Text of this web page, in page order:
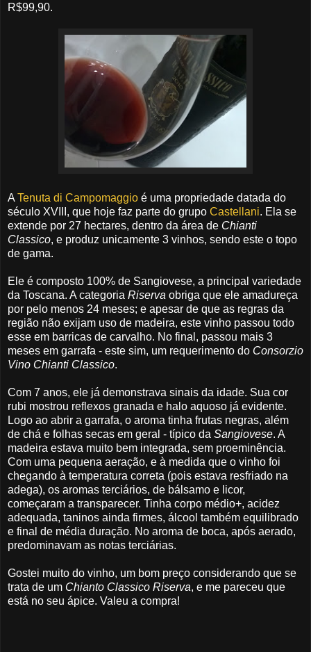
R$99,90.
A Tenuta di Campomaggio é uma propriedade datada do
século XVIII, que hoje faz parte do grupo Castellani. Ela se
extende por 27 hectares, dentro da área de Chianti
Classico, e produz unicamente 3 vinhos, sendo este o topo
de gama.
Ele é composto 100% de Sangiovese, a principal variedade
da Toscana. A categoria Riserva obriga que ele amadureça
por pelo menos 24 meses; e apesar de que as regras da
região não exijam uso de madeira, este vinho passou todo
esse em barricas de carvalho. No final, passou mais 3
meses em garrafa - este sim, um requerimento do Consorzio
Vino Chianti Classico.
Com 7 anos, ele já demonstrava sinais da idade. Sua cor
rubi mostrou reflexos granada e halo aquoso já evidente.
Logo ao abrir a garrafa, o aroma tinha frutas negras, além
de chá e folhas secas em geral - típico da Sangiovese. A
madeira estava muito bem integrada, sem proeminência.
Com uma pequena aeração, e à medida que o vinho foi
chegando à temperatura correta (pois estava resfriado na
adega), os aromas terciários, de bálsamo e licor,
começaram a transparecer. Tinha corpo médio+, acidez
adequada, taninos ainda firmes, álcool também equilibrado
e final de média duração. No aroma de boca, após aerado,
predominavam as notas terciárias.
Gostei muito do vinho, um bom preço considerando que se
trata de um Chianto Classico Riserva, e me pareceu que
está no seu ápice. Valeu a compra!